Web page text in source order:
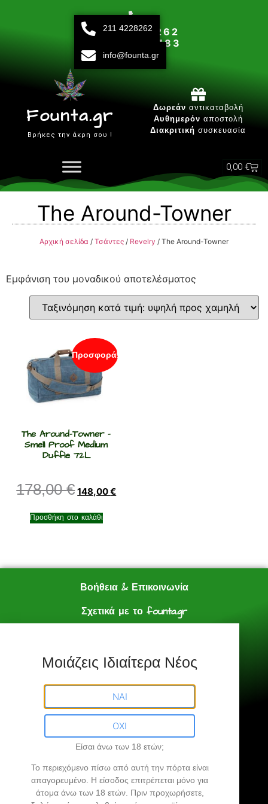
211 42 28 262
693 15 80 783
Δευτ-Παρ 10:00 - 20:00
Founta.gr
Βρήκες την άκρη σου !
Δωρεάν αντικαταβολή
Αυθημερόν αποστολή
Διακριτική συσκευασία
0,00 €
The Around-Towner
Αρχική σελίδα / Τσάντες / Revelry / The Around-Towner
Εμφάνιση του μοναδικού αποτελέσματος
Προσφορά!
The Around-Towner –
Smell Proof Medium
Duffle 72L
178,00€ 148,00€
Προσθήκη στο καλάθι
Βοήθεια & Επικοινωνία
Σχετικά με το founta.gr
Πολιτική Αγορών
Founta.gr
Βρήκες την άκρη σου…
211 4228262
info@founta.gr
Μοιάζεις Ιδιαίτερα Νέος
ΝΑΙ
ΟΧΙ
Είσαι άνω των 18 ετών;
Το περιεχόμενο πίσω από αυτή την πόρτα είναι
απαγορευμένο. Η είσοδος επιτρέπεται μόνο για
άτομα άνω των 18 ετών. Πριν προχωρήσετε,